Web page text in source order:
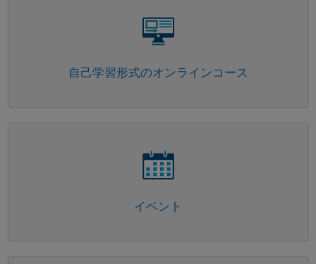
自己学習形式のオンラインコース
イベント